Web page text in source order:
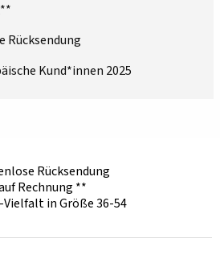
Rücksendung
Kund*innen 2025
Rücksendung
Rechnung **
in Größe 36-54